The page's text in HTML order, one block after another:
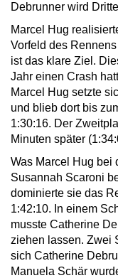
Debrunner wird
Marcel Hug
Vorfeld des
ist das klare Ziel.
Jahr einen Crash
Marcel Hug setzte
und blieb dort bis
1:30:16. Der
Minuten später
Was Marcel Hug bei
Susannah Scaroni
dominierte sie das
1:42:10. In einem
musste Catherine
ziehen lassen. Zwei
sich Catherine
Manuela Schär